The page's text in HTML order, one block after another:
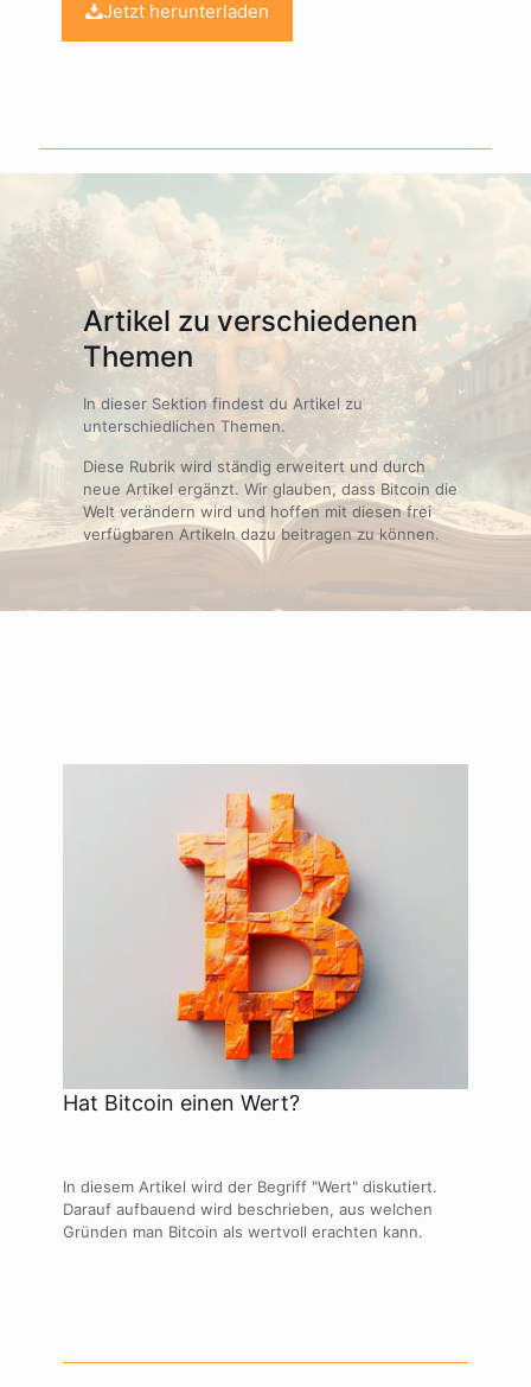
Jetzt herunterladen
Artikel zu verschiedenen
Themen
In dieser Sektion findest du Artikel zu
unterschiedlichen Themen.
Diese Rubrik wird ständig erweitert und durch
neue Artikel ergänzt. Wir glauben, dass Bitcoin die
Welt verändern wird und hoffen mit diesen frei
verfügbaren Artikeln dazu beitragen zu können.
Hat Bitcoin einen Wert?
In diesem Artikel wird der Begriff "Wert" diskutiert.
Darauf aufbauend wird beschrieben, aus welchen
Gründen man Bitcoin als wertvoll erachten kann.